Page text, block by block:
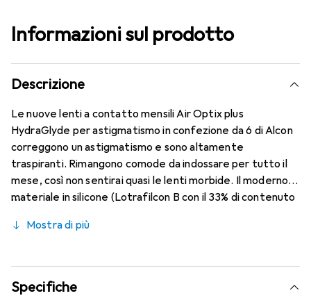
Informazioni sul prodotto
Descrizione
Le nuove lenti a contatto mensili Air Optix plus
HydraGlyde per astigmatismo in confezione da 6 di Alcon
correggono un astigmatismo e sono altamente
traspiranti. Rimangono comode da indossare per tutto il
mese, così non sentirai quasi le lenti morbide. Il moderno
materiale in silicone (Lotrafilcon B con il 33% di contenuto
Moisture Matrix e la rinomata tecnologia SmartShield,
conosci. Un comfort duraturo e senza interruzioni per
tutto il giorno con le lenti mensili.
Mostra di più
Specifiche